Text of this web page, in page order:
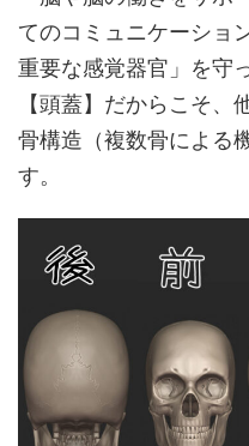
てのコミュニケーショ
重要な感覚器官」を守
【頭蓋】だからこそ、
骨構造（複数骨による
す。